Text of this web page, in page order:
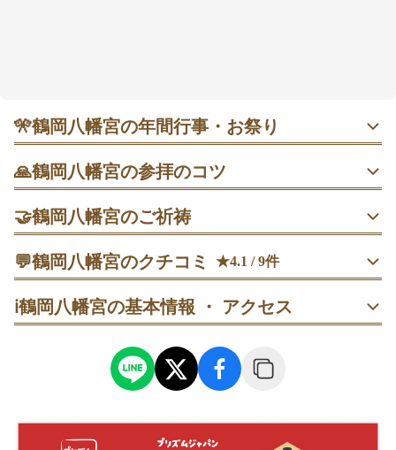
いに寄り添う話が多く、授与品や御朱印も楽しみの一
つです。駅から徒歩約10分と歩きやすく、参拝の流れ
を作りやすいのも魅力です。
🎌鶴岡八幡宮の年間行事・お祭り
1月1〜3日 初詣｜元旦朝は混雑しやすいので、深夜帯か2日
早朝が比較的スムーズ。
2月3日 節分祭｜15時の豆まきは人が集まりやすいので早め
前が歩きやすい。
9月14〜16日 例大祭｜初日朝が狙い目。15日10〜12時は
流鏑馬（雨天は代替あり）。
🙏鶴岡八幡宮の参拝のコツ
開門時間内の早めの時間に到着し、段葛（だんかずら）を
歩いてから本殿へ向かいます。
本殿前に立ったら、まず石段へ一礼し、その後に二礼二拍
を決めてから撮ります。
🤝鶴岡八幡宮のご祈祷
ご祈祷（御本殿昇殿）
国指定重要文化財の御本殿で、家内安全・厄除・合格祈願
す。
地鎮祭・上棟祭・清祓式・神棚祭ほか、希望の場所へ神職
が伺って執り行う祭典も対応。
初宮詣
💬鶴岡八幡宮のクチコミ ★4.1 / 9件
ℹ️鶴岡八幡宮の基本情報 ・ アクセス